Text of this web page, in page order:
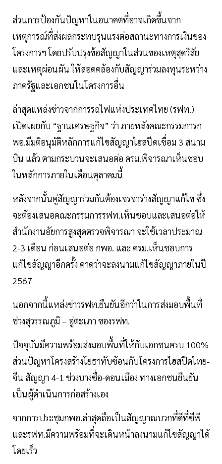
ส่วนการป้องกันปัญหาในอนาคตที่อาจเกิดขึ้นจาก
เหตุการณ์ที่ส่งผลกระทบรุนแรงต่อสถานะทางการเงินของ
โครงการฯ โดยปรับปรุงข้อสัญญาในส่วนของเหตุสุดวิสัย
และเหตุผ่อนผัน ให้สอดคล้องกับสัญญาร่วมลงทุนระหว่าง
ภาครัฐและเอกชนในโครงการอื่น
ล่าสุดแหล่งข่าวจากการรถไฟแห่งประเทศไทย (รฟท.)
เปิดเผยกับ “ฐานเศรษฐกิจ” ว่า ภายหลังคณะกรรมการก
พอ.มีมติอนุมัติหลักการแก้ไขสัญญาไฮสปีดเชื่อม 3 สนาม
บิน แล้ว ตามกระบวนจะเสนอต่อ ครม.พิจารณาเห็นชอบ
ในหลักการภายในเดือนตุลาคมนี้
หลังจากนั้นคู่สัญญาร่วมกันต้องเจรจาร่างสัญญาแก้ไข ซึ่ง
จะต้องเสนอคณะกรรมการรฟท.เห็นชอบและเสนอต่อให้
สำนักงานอัยการสูงสุดตรวจพิจารณา จะใช้เวลาประมาณ
2-3 เดือน ก่อนเสนอต่อ กพอ. และ ครม.เห็นชอบการ
แก้ไขสัญญาอีกครั้ง คาดว่าจะลงนามแก้ไขสัญญาภายในปี
2567
นอกจากนี้แหล่งข่าวรฟท.ยืนยันอีกว่าในการส่งมอบพื้นที่
ช่วงสุวรรณภูมิ – อู่ตะเภา ของรฟท.
ปัจจุบันมีความพร้อมส่งมอบพื้นที่ให้กับเอกชนครบ 100%
ส่วนปัญหาโครงสร้างโยธาทับซ้อนกับโครงการไฮสปีดไทย-
จีน สัญญา 4-1 ช่วงบางซื่อ-ดอนเมือง ทางเอกชนยืนยัน
เป็นผู้ดำเนินการก่อสร้างเอง
จากการประชุมกพอ.ล่าสุดถือเป็นสัญญาณบวกที่ดีที่ซีพี
และรฟท.มีความพร้อมที่จะเดินหน้าลงนามแก้ไขสัญญาได้
โดยเร็ว